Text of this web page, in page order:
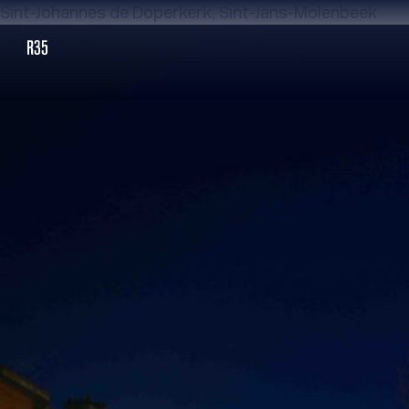
Sint-Johannes de Doperkerk, Sint-Jans-Molenbeek